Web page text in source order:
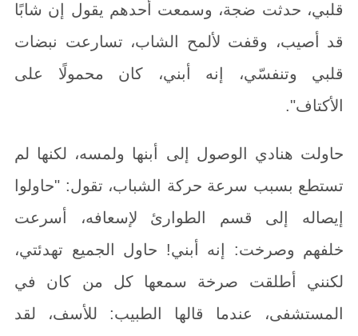
قلبي، حدثت ضجة، وسمعت أحدهم يقول إن شابًا
قد أصيب، وقفت لألمح الشاب، تسارعت نبضات
قلبي وتنفسّي، إنه أبني، كان محمولًا على
الأكتاف".
حاولت هنادي الوصول إلى أبنها ولمسه، لكنها لم
تستطع بسبب سرعة حركة الشباب، تقول: "حاولوا
إيصاله إلى قسم الطوارئ لإسعافه، أسرعت
خلفهم وصرخت: إنه أبني! حاول الجميع تهدئتي،
لكنني أطلقت صرخة سمعها كل من كان في
المستشفى، عندما قالها الطبيب: للأسف، لقد